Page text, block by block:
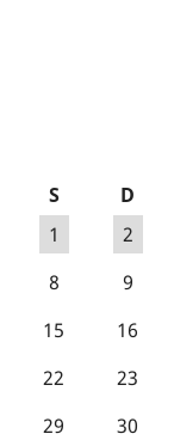
S
D
1
2
8
9
15
16
22
23
29
30